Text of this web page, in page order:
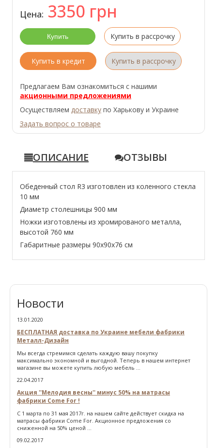
Цена: 3350 грн
Купить в рассрочку
Купить в кредит Купить в рассрочку
Предлагаем Вам ознакомиться с нашими
акционными предложениями
Осуществляем доставку по Харькову и Украине
Задать вопрос о товаре
ОПИСАНИЕ ОТЗЫВЫ
Обеденный стол R3 изготовлен из коленного стекла
10 мм
Диаметр столешницы 900 мм
Ножки изготовлены из хромированого металла,
высотой 760 мм
Габаритные размеры 90х90х76 см
Новости
13.01.2020
БЕСПЛАТНАЯ доставка по Украине мебели фабрики
Металл-Дизайн
Мы всегда стремимся сделать каждую вашу покупку
максимально экономной и выгодной. Теперь в нашем интернет
магазине вы можете купить любую мебель ...
22.04.2017
Акция ''Мелодия весны'' минус 50% на матрасы
фабрики Come For !
С 1 марта по 31 мая 2017г. на нашем сайте действует скидка на
матрасы фабрики Come For. Акционное предложения со
сниженной на 50% ценой ...
09.02.2017